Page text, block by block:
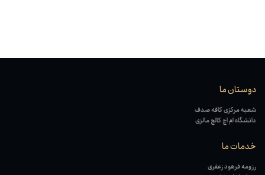
دوستان ما
شعبه مرکزی کافه صدف
دانشگاه ام اچ کالچ مالزی
خدمات ما
رزومه فرهود زعفری